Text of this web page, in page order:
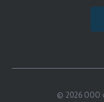
© 2026 ООО